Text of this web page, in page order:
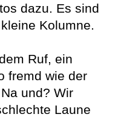
dazu. Es sind
Kolumne.
Ruf, ein
fremd wie der
und? Wir
Laune